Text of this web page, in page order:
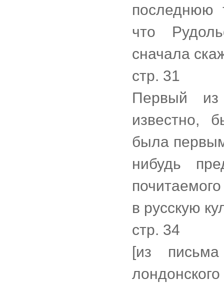
последнюю
что
сначала
стр. 31
Первый
известно,
была
нибудь
в русскую
стр. 34
[из